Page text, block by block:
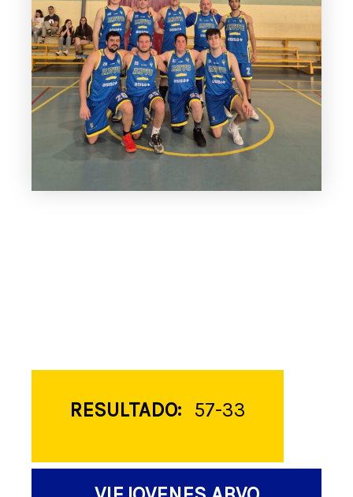
RESULTADO: 57-33